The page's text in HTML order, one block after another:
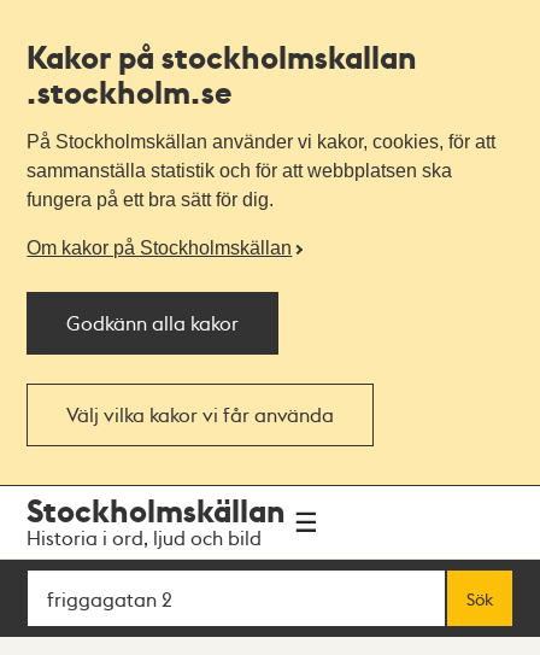
Kakor på stockholmskallan
.stockholm.se
På Stockholmskällan använder vi kakor, cookies, för att
sammanställa statistik och för att webbplatsen ska
fungera på ett bra sätt för dig.
Om kakor på Stockholmskällan
Godkänn alla kakor
Välj vilka kakor vi får använda
navigationen
huvudinnehållet
Stockholmskällan
Historia i ord, ljud och bild
Sök
Sök